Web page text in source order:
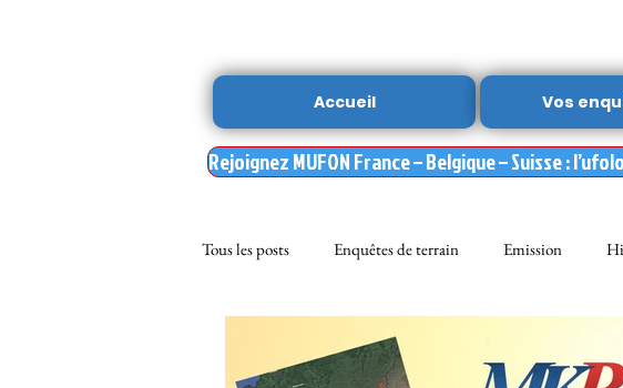
Accueil Vos
Rejoignez MUFON France – Belgique – Suisse :
Tous les posts Enquêtes de terrain Emission
NOUVELLE DU MUFON